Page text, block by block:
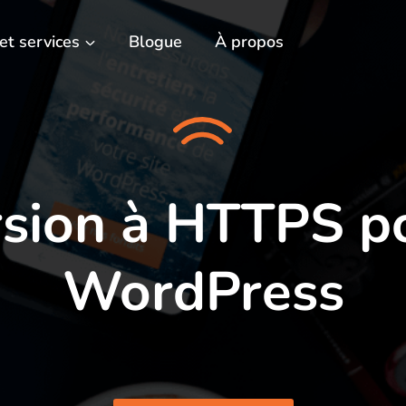
services Blogue À propos
à HTTPS
WordPress